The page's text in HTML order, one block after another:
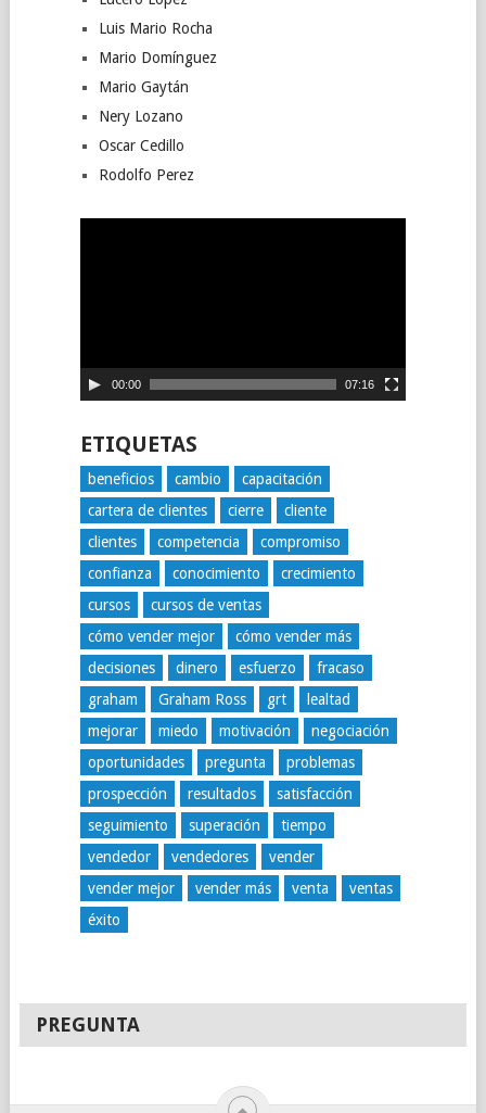
Luis Mario Rocha
Mario Domínguez
Mario Gaytán
Nery Lozano
Oscar Cedillo
Rodolfo Perez
00:00 07:16
ETIQUETAS
beneficios cambio
capacitación
cartera de clientes
cierre
cliente
clientes
competencia
compromiso
confianza
conocimiento
crecimiento
cursos
cursos de ventas
cómo vender mejor
cómo vender más
decisiones
dinero esfuerzo
fracaso
graham
Graham Ross grt
lealtad
mejorar
miedo motivación
negociación
oportunidades
pregunta
problemas
prospección
resultados
satisfacción
seguimiento
superación
tiempo
vendedor
vendedores
vender
vender mejor
vender más venta
ventas
éxito
PREGUNTA